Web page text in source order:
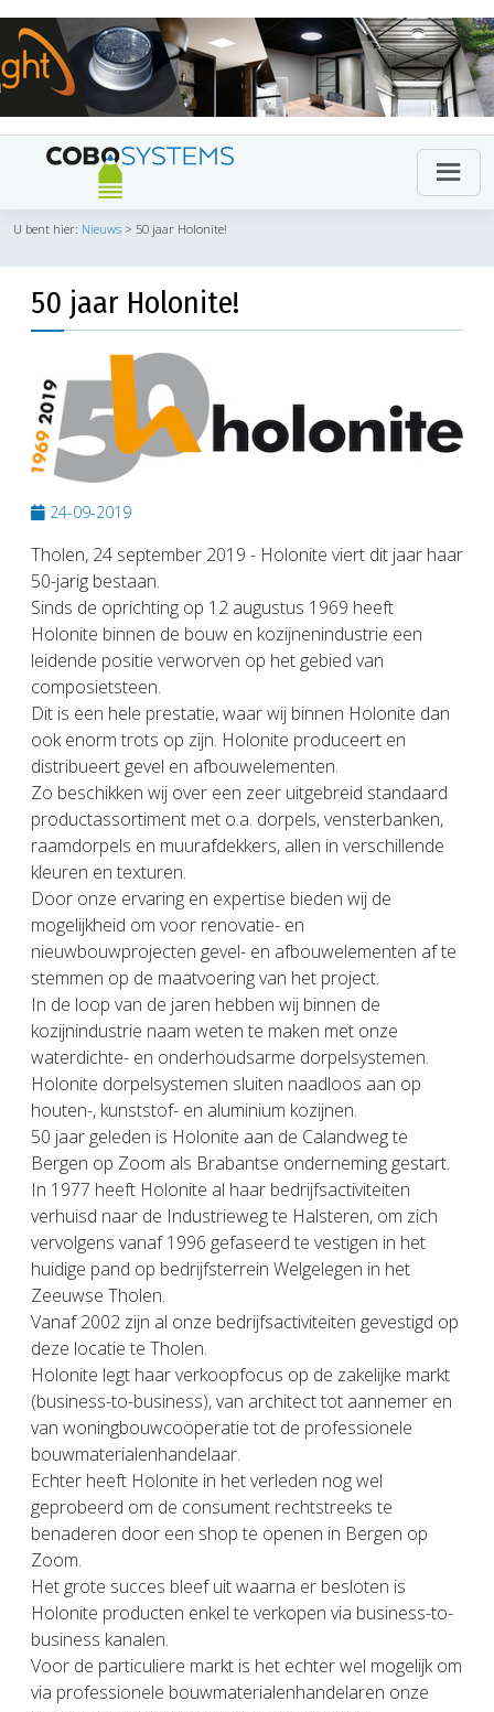
U bent hier: Nieuws > 50 jaar Holonite!
50 jaar Holonite!
24-09-2019
Tholen, 24 september 2019 - Holonite viert dit jaar haar
50-jarig bestaan.
Sinds de oprichting op 12 augustus 1969 heeft
Holonite binnen de bouw en kozijnenindustrie een
leidende positie verworven op het gebied van
composietsteen.
Dit is een hele prestatie, waar wij binnen Holonite dan
ook enorm trots op zijn. Holonite produceert en
distribueert gevel en afbouwelementen.
Zo beschikken wij over een zeer uitgebreid standaard
productassortiment met o.a. dorpels, vensterbanken,
raamdorpels en muurafdekkers, allen in verschillende
kleuren en texturen.
Door onze ervaring en expertise bieden wij de
mogelijkheid om voor renovatie- en
nieuwbouwprojecten gevel- en afbouwelementen af te
stemmen op de maatvoering van het project.
In de loop van de jaren hebben wij binnen de
kozijnindustrie naam weten te maken met onze
waterdichte- en onderhoudsarme dorpelsystemen.
Holonite dorpelsystemen sluiten naadloos aan op
houten-, kunststof- en aluminium kozijnen.
50 jaar geleden is Holonite aan de Calandweg te
Bergen op Zoom als Brabantse onderneming gestart.
In 1977 heeft Holonite al haar bedrijfsactiviteiten
verhuisd naar de Industrieweg te Halsteren, om zich
vervolgens vanaf 1996 gefaseerd te vestigen in het
huidige pand op bedrijfsterrein Welgelegen in het
Zeeuwse Tholen.
Vanaf 2002 zijn al onze bedrijfsactiviteiten gevestigd op
deze locatie te Tholen.
Holonite legt haar verkoopfocus op de zakelijke markt
(business-to-business), van architect tot aannemer en
van woningbouwcoöperatie tot de professionele
bouwmaterialenhandelaar.
Echter heeft Holonite in het verleden nog wel
geprobeerd om de consument rechtstreeks te
benaderen door een shop te openen in Bergen op
Zoom.
Het grote succes bleef uit waarna er besloten is
Holonite producten enkel te verkopen via business-to-
business kanalen.
Voor de particuliere markt is het echter wel mogelijk om
via professionele bouwmaterialenhandelaren onze